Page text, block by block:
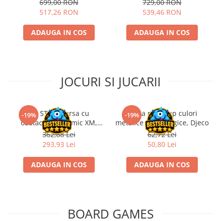
Riftbound singles
Gundam TCG
Puzzle
Puzzle 3000 piese
Puzzle 1500 piese
Puzzle 20 piese
Puzzle 60 piese
Puzzle 4 in 1
Puzzle 40 piese
699,00 RON
517,26 RON
ADAUGA IN COS
729,00 RON
539,46 RON
ADAUGA IN COS
JOCURI SI JUCARII
-19%Kit STEM Cursa cu
obstacole Dynamic XM,
Fischertechnik
362,88 Lei
293,93 Lei
ADAUGA IN COS
-19%
Trusa make-up culori
metalice non alergice, Djeco
62,72 Lei
50,80 Lei
ADAUGA IN COS
BOARD GAMES